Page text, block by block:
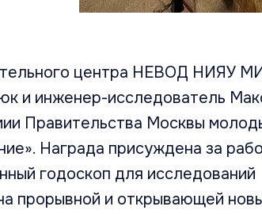
центра НЕВОД НИЯУ
и инженер-исследователь
Правительства Москвы
Награда присуждена за
годоскоп для исследований
прорывной и открывающей